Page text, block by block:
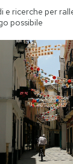
aiuto?
e ricerche per
possibile